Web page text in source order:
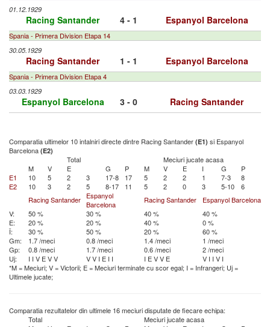
01.12.1929
Racing Santander 4 - 1 Espanyol Barcelona
Spania - Primera Division Etapa 14
30.05.1929
Racing Santander 1 - 1 Espanyol Barcelona
Spania - Primera Division Etapa 4
03.03.1929
Espanyol Barcelona 3 - 0 Racing Santander
Comparatia ultimelor 10 intalniri directe dintre Racing Santander (E1) si Espanyol
Barcelona (E2)
Total
Meciuri jucate acasa
M
V E G P M V E I G
P
E1
10 5 2 3 17-8 17 5 2 2 1 7-3
8
E2
10 3 2 5 8-17 11 5 2 0 3 5-10
6
Racing Santander
Espanyol
Barcelona
Racing Santander
Espanyol Barcelona
V:
50 % 30 % 40 %
40 %
E:
20 % 20 % 40 %
0 %
Î:
30 % 50 % 20 %
60 %
Gm:
1.7 /meci 0.8 /meci 1.4 /meci
1 /meci
Gp:
0.8 /meci 1.7 /meci 0.6 /meci
2 /meci
Uj:
I I V EVV VV I E I I I EVV E V I I V I
*M = Meciuri; V = Victorii; E = Meciuri terminate cu scor egal; I = Infrangeri; Uj =
Ultimele jucate;
Comparatia rezultatelor din ultimele 16 meciuri disputate de fiecare echipa:
Total
Meciuri jucate acasa